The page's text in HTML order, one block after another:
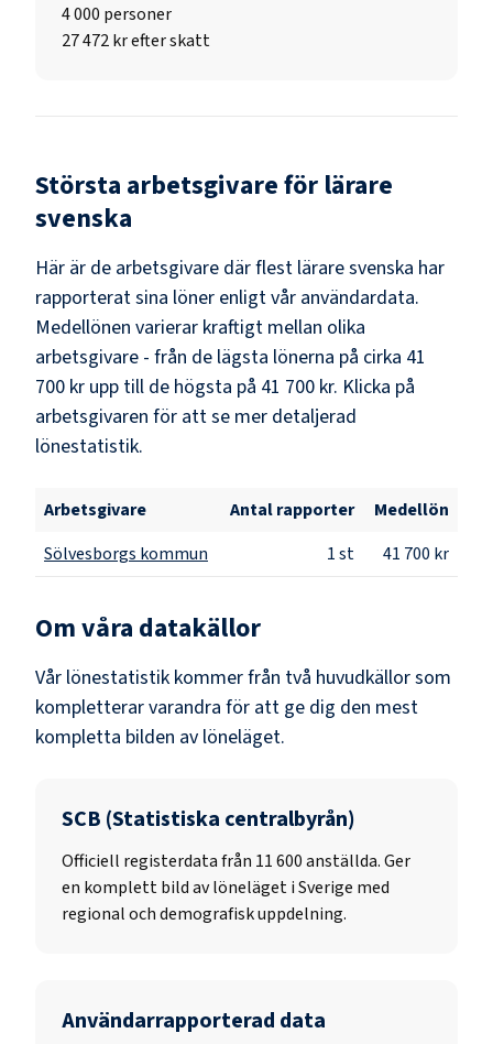
4 000 personer
27 472 kr efter skatt
Största arbetsgivare för lärare
svenska
Här är de arbetsgivare där flest lärare svenska har
rapporterat sina löner enligt vår användardata.
Medellönen varierar kraftigt mellan olika
arbetsgivare - från de lägsta lönerna på cirka 41
700 kr upp till de högsta på 41 700 kr. Klicka på
arbetsgivaren för att se mer detaljerad
lönestatistik.
Arbetsgivare Antal rapporter
Medellön
Sölvesborgs kommun
1st 41 700 kr
Om våra datakällor
Vår lönestatistik kommer från två huvudkällor som
kompletterar varandra för att ge dig den mest
kompletta bilden av löneläget.
SCB (Statistiska centralbyrån)
Officiell registerdata från 11 600anställda. Ger
en komplett bild av löneläget i Sverige med
regional och demografisk uppdelning.
Användarrapporterad data